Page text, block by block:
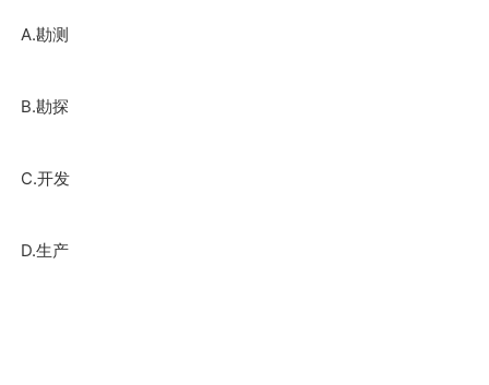
A.勘测
B.勘探
C.开发
D.生产